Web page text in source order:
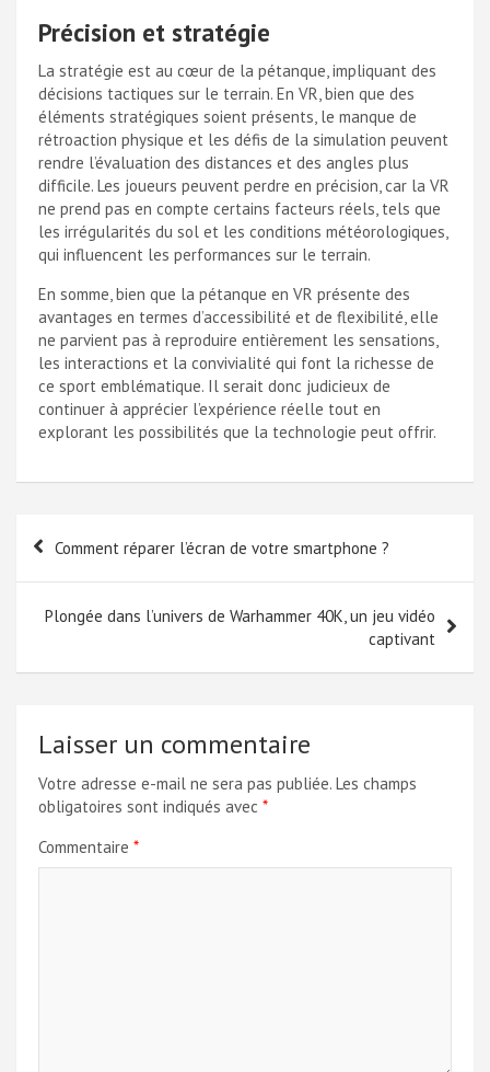
Précision et stratégie
La stratégie est au cœur de la pétanque, impliquant des
décisions tactiques sur le terrain. En VR, bien que des
éléments stratégiques soient présents, le manque de
rétroaction physique et les défis de la simulation peuvent
rendre l’évaluation des distances et des angles plus
difficile. Les joueurs peuvent perdre en précision, car la VR
ne prend pas en compte certains facteurs réels, tels que
les irrégularités du sol et les conditions météorologiques,
qui influencent les performances sur le terrain.
En somme, bien que la pétanque en VR présente des
avantages en termes d’accessibilité et de flexibilité, elle
ne parvient pas à reproduire entièrement les sensations,
les interactions et la convivialité qui font la richesse de
ce sport emblématique. Il serait donc judicieux de
continuer à apprécier l’expérience réelle tout en
explorant les possibilités que la technologie peut offrir.
Navigation
l’article
Comment réparer l’écran de votre smartphone ?
Plongée dans l’univers de Warhammer 40K, un jeu vidéo
captivant
Laisser un commentaire
Votre adresse e-mail ne sera pas publiée. Les champs
obligatoires sont indiqués avec *
Commentaire *